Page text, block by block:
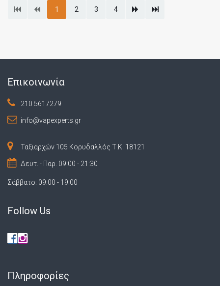
1 2 3 4
Επικοινωνία
210 5617279
info@vapexperts.gr
Ταξιαρχών 105 Κορυδαλλός Τ.Κ. 18121
Δευτ. - Παρ. 09:00 - 21:30
Σάββατο: 09:00 - 19:00
Follow Us
Πληροφορίες